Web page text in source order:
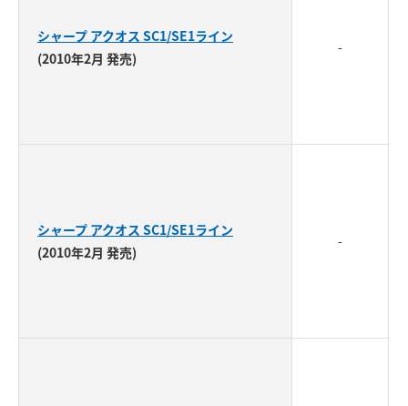
シャープ アクオス SC1/SE1ライン
(2010年2月 発売)
-
シャープ アクオス SC1/SE1ライン
(2010年2月 発売)
-